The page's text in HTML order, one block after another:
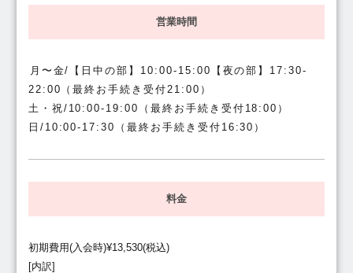
営業時間
月〜金/【日中の部】10:00-15:00【夜の部】17:30-
22:00（最終お手続き受付21:00）
土・祝/10:00-19:00（最終お手続き受付18:00）
日/10:00-17:30（最終お手続き受付16:30）
料金
初期費用(入会時)¥13,530(税込)
[内訳]